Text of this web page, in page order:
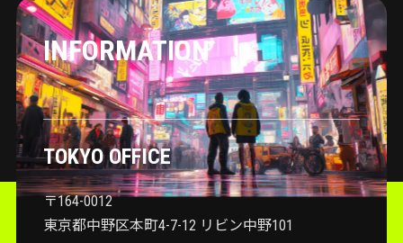
INFORMATION
TOKYO OFFICE
〒164-0012
東京都中野区本町4-7-12 リビン中野101